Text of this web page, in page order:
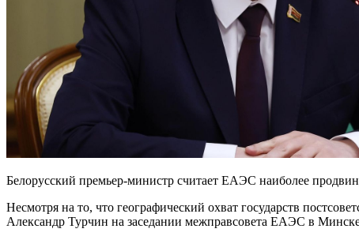
Белорусский премьер-министр считает ЕАЭС наиболее
Несмотря на то, что географический охват государств
Александр Турчин на заседании межправсовета ЕАЭС в